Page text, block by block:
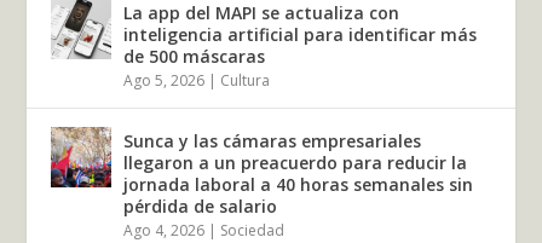
La app del MAPI se actualiza con
inteligencia artificial para identificar más
de 500 máscaras
Ago 5, 2026 | Cultura
Sunca y las cámaras empresariales
llegaron a un preacuerdo para reducir la
jornada laboral a 40 horas semanales sin
pérdida de salario
Ago 4, 2026 | Sociedad